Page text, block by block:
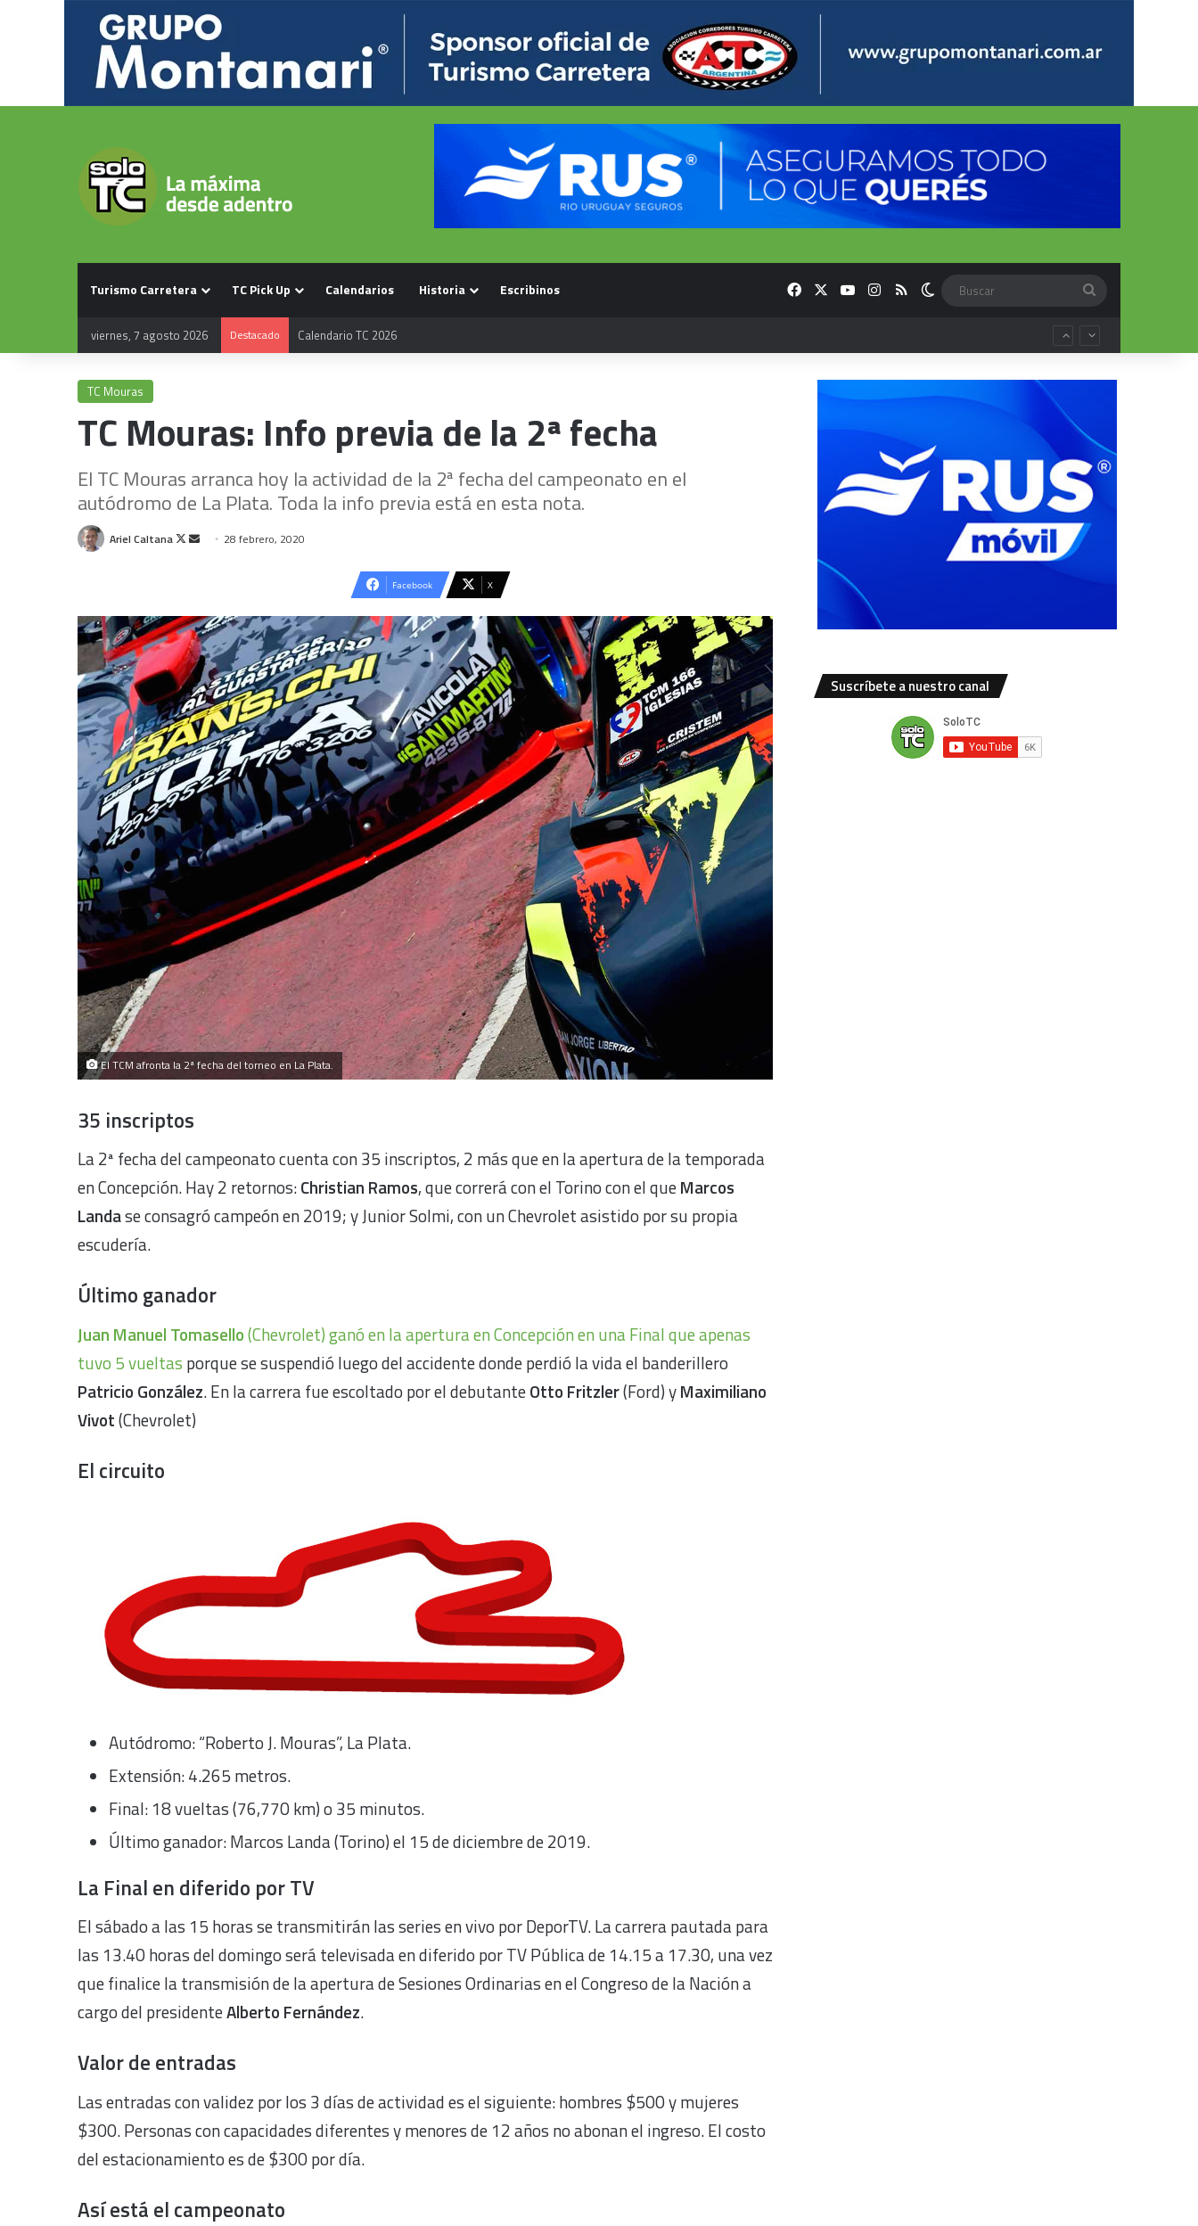
Turismo Carretera TC Pick Up Calendarios Historia Escribinos FacebookYouTubeInstagram
RSS Switch skin
viernes, 7 agosto 2026 Destacado Calendario TC 2026
TC Mouras
TC Mouras: Info previa de la 2ª fecha
El TC Mouras arranca hoy la actividad de la 2ª fecha del campeonato en el
autódromo de La Plata. Toda la info previa está en esta nota.
Ariel Caltana
Follow
Send 28 febrero, 2020
Facebook X
El TCM afronta la 2ª fecha del torneo en La Plata.
35 inscriptos
La 2ª fecha del campeonato cuenta con 35 inscriptos, 2 más que en la apertura de la temporada
en Concepción. Hay 2 retornos:Christian Ramos, que correrá con el Torino con el queMarcos
Landase consagró campeón en 2019; y Junior Solmi, con un Chevrolet asistido por su propia
escudería.
Último ganador
Juan Manuel Tomasello(Chevrolet) ganó en la apertura en Concepción en una Final que apenas
tuvo 5 vueltas porque se suspendió luego del accidente donde perdió la vida el banderillero
Patricio González. En la carrera fue escoltado por el debutanteOtto Fritzler(Ford) yMaximiliano
Vivot(Chevrolet)
El circuito
Autódromo: “Roberto J. Mouras”, La Plata.
Extensión: 4.265 metros.
Final: 18 vueltas (76,770 km) o 35 minutos.
Último ganador: Marcos Landa (Torino) el 15 de diciembre de 2019.
La Final en diferido por TV
El sábado a las 15 horas se transmitirán las series en vivo por DeporTV. La carrera pautada para
las 13.40 horas del domingo será televisada en diferido por TV Pública de 14.15 a 17.30, una vez
que finalice la transmisión de la apertura de Sesiones Ordinarias en el Congreso de la Nación a
cargo del presidenteAlberto Fernández.
Valor de entradas
Las entradas con validez por los 3 días de actividad es el siguiente: hombres $500 y mujeres
$300. Personas con capacidades diferentes y menores de 12 años no abonan el ingreso. El costo
del estacionamiento es de $300 por día.
Así está el campeonato
Suscríbete a nuestro canal